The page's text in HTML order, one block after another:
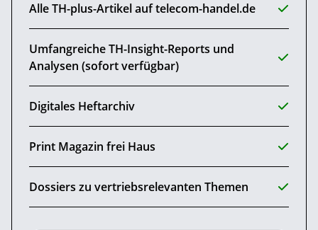
Alle TH-plus-Artikel auf telecom-handel.de
Umfangreiche TH-Insight-Reports und
Analysen (sofort verfügbar)
Digitales Heftarchiv
Print Magazin frei Haus
Dossiers zu vertriebsrelevanten Themen